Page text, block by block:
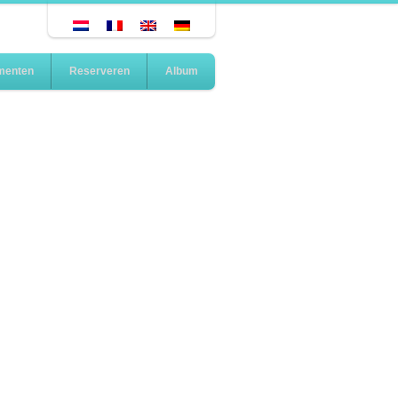
Reserveren Album